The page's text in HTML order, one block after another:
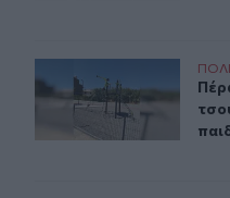
Πέρα από το πατίνι